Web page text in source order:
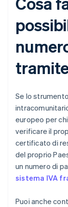
Se lo
europeo per
verificare il
certificato di
del proprio
un numero di
sistema IVA
Puoi anche